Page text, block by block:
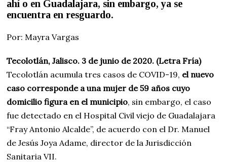
ahí o en Guadalajara, sin embargo, ya se
encuentra en resguardo.
Por: Mayra Vargas
Tecolotlán, Jalisco. 3 de junio de 2020. (Letra Fría)
Tecolotlán acumula tres casos de COVID-19, el nuevo
caso corresponde a una mujer de 59 años cuyo
domicilio figura en el municipio, sin embargo, el caso
fue detectado en el Hospital Civil viejo de Guadalajara
“Fray Antonio Alcalde”, de acuerdo con el Dr. Manuel
de Jesús Joya Adame, director de la Jurisdicción
Sanitaria VII.